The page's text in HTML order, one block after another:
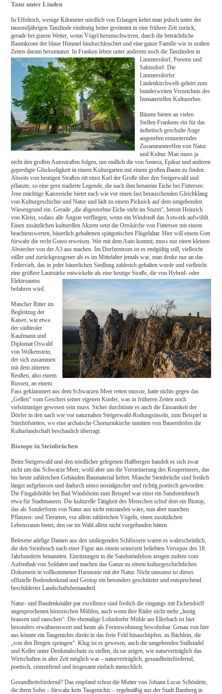
Tanz unter Linden
In Effeltrich, wenige Kilometer nördlich von Erlangen kehrt man jedoch unter der
tausendjährigen Tanzlinde eindeutig heiter gestimmt in eine frühere Zeit zurück,
gerade bei gutem Wetter, wenn Vögel herumschwirren, durch die beträchtliche
Baumkrone der blaue Himmel hindurchleuchtet und eine ganze Familie wie in uralten
Zeiten darum herumtanzt. In Franken leben unter anderem noch die Tanzlinden in
Limmersdorf,Peesten und
Salmsdorf. Die
Limmersdorfer
Lindenkirchweih gehört zum
bundesweiten Verzeichnis des
Immateriellen Kulturerbes.
Bäume bieten an vielen
Stellen Frankens ein für das
ästhetisch geschulte Auge
angenehm ermunterndes
Zusammentreffen von Natur
und Kultur. Man muss ja
nicht den großen Autostraßen folgen, um endlich die von Seneca, Epikur und anderen
gepredigte Glückseligkeit in einem Kulturgarten mit einem großen Baum zu finden.
Abseits von heutigen Straßen ritt einst Karl der Große über den Steigerwald und
pflanzte, so eine gern tradierte Legende, die nach ihm benannte Eiche bei Füttersee.
Jene mächtige Kaisereiche bietet nach wie vor einen fast berauschenden Gleichklang
von Kulturgeschichte und Natur und lädt zu einem Picknick auf dem umgebenden
Wiesengrund ein. Gerade „die abgestorbne Eiche steht im Sturm“, betont Heinrich
von Kleist, sodass alle Ängste verfliegen, wenn ein Windstoß das Astwerk aufwühlt.
Einen zusätzlichen kulturellen Akzent setzt die Ortskirche von Füttersee mit einem
beachtenswerten, bäuerlich gehaltenen spätgotischen Flügelaltar. Hier will einem Gott
fürwahr die recht Gunst erweisen. Wer mit dem Auto kommt, muss nur einen kleinen
Abstecher von der A3 aus machen. Im Dorfzentrum ist es endgültig still, vielleicht
stiller und zurückgezogener als es im Mittelalter jemals war, man denke nur an das
Federvieh, das in jeder bäuerlichen Siedlung zahlreich gehalten wurde und vielleicht
eine größere Lautstärke entwickelte als eine heutige Straße, die von Hybrid- oder
Elektroautos
befahren wird.
Mancher Ritter im
Begleitzug der
Kaiser, wie etwa
der südtiroler
Kaufmann und
Diplomat Oswald
von Wolkenstein,
der sich zusammen
mit dem zitierten
Reußen, also einem
Russen, an einem
Fass geklammert aus dem Schwarzen Meer retten musste, hatte nichts gegen das
„Gellen“ vom Geschrei seiner eigenen Kinder, was in früheren Zeiten noch
vielstimmiger gewesen sein muss. Sicher durchtönte es auch die Einsamkeit der
Dörfer in den nach wie vor naturnahen Steigerwald-Rodungsinseln, zum Beispiel in
Stierhöfstetten, wo eine archaische Chorturmkirche inmitten von Bauernhöfen die
Kulturlandschaft beschaulich überragt.
Biotope in Steinbrüchen
Beim Steigerwald und den nördlicher gelegenen Haßbergen handelt es sich zwar
nicht um das Schwarze Meer, wohl aber um die Versteinerung des Keupermeers, das
bis heute zahlreichen Gebäuden Baumaterial liefert. Manche Steinbrüche sind freilich
längst aufgelassen und dadurch umso nostalgischer und richtig poetisch geworden:
Die Fingalshöhle bei Bad Windsheim zum Beispiel war einst ein Sandsteinbruch
etwa für Stadtmauern. Die kulturelle Tätigkeit des Menschen schuf dort ein Biotop,
das als Sonderform von Natur aus nicht entstanden wäre, nun aber manchen
Pflanzen- und Tierarten, vor allem zahlreichen Vögeln, einen zusätzlichen
Lebensraum bietet, den sie im Wald allein nicht vorgefunden hätten.
Belesene adelige Damen aus den umliegenden Schlössern waren es wahrscheinlich,
die den Steinbruch nach einer Figur aus einem seinerzeit beliebten Versepos des 18.
Jahrhunderts benannten. Einritzungen in die Sandsteinfelsen zeugen zudem vom
Aufenthalt von Soldaten und machen das Ganze zu einem kulturgeschichtlichen
Dokument in vollkommener Harmonie mit der Natur. Nicht umsonst ist dieses
offizielle Bodendenkmal und Geotop ein besonders geschützter und entsprechend
beschilderter Landschaftsbestandteil.
Natur- und Baudenkmäler par excellence sind freilich die eingangs mit Eichendorff
angesprochenen historischen Mühlen, auch wenn ihre Räder nicht mehr „lustig
brausen und rauschen“. Die ehemalige Lohndorfer Mühle am Ellerbach ist hier
besonders erwähnenswert und heute als Ferienwohnung bewohnbar. Genau von hier
aus könnte ein Taugenichts direkt in das freie Feld hinaushüpfen, zu Bächlein, die
„von den Bergen springen“. Klug ist es gewesen, auch die umgebenden Stallstadel
und Keller unter Denkmalschutz zu stellen, da sie zeigen, wie naturverträglich das
Wirtschaften in alter Zeit möglich war – naturverträglich, gesundheitsfördernd,
poetisch, sinnstiftend und insgesamt einfach menschlich.
Gesundheitsfördernd? Das empfand schon die Mutter von Johann Lucas Schönlein,
die ihren Sohn – fürwahr kein Taugenichts – regelmäßig aus der Stadt Bamberg in